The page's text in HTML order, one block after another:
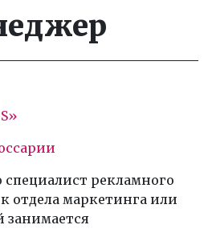
специалист рекламного
отдела маркетинга или
занимается